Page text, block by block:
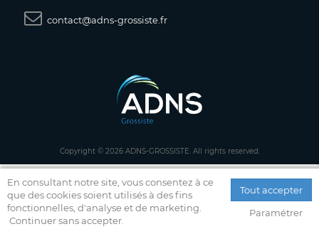
contact@adns-grossiste.fr
En consultant notre site, vous consentez à ce
que des cookies soient utilisés à des fins
fonctionnelles, d'analyse et de marketing.
Continuer sans accepter.
Tout accepter
Paramétrer
Copyright © 2026 ADNS-GROSSISTE. All rights reserved.